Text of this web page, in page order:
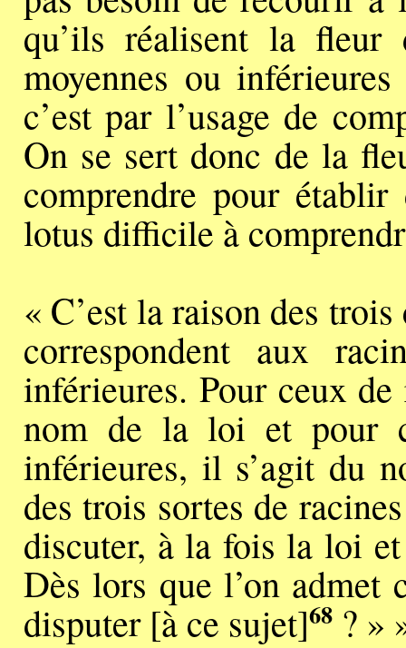
qu’ils réalisent la
moyennes ou
c’est par l’usage de
On se sert donc de la
comprendre pour
lotus difficile à
« C’est la raison des
correspondent aux
inférieures. Pour ceux
nom de la loi et pour
inférieures, il s’agit du
des trois sortes de
discuter, à la fois la loi
Dès lors que l’on
disputer [à ce sujet]68 ? »